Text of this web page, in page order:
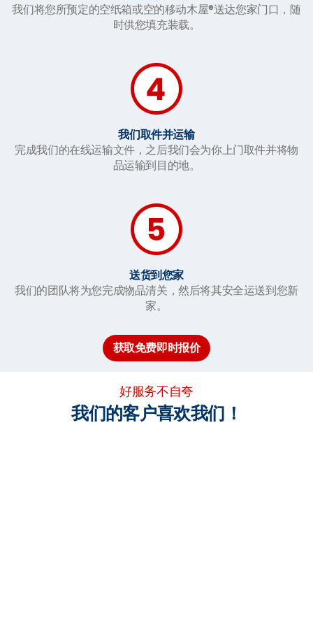
我们将您所预定的空纸箱或空的移动木屋®送达您家门口，随
时供您填充装载。
我们取件并运输
完成我们的在线运输文件，之后我们会为你上门取件并将物
品运输到目的地。
送货到您家
我们的团队将为您完成物品清关，然后将其安全运送到您新
家。
获取免费即时报价
好服务不自夸
我们的客户喜欢我们！